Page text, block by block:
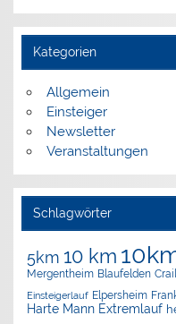
Kategorien
Allgemein
Einsteiger
Newsletter
Veranstaltungen
Schlagwörter
5km 10 km
Mergentheim Blaufelden
Einsteigerlauf Elpersheim
Harte Mann Extremlauf